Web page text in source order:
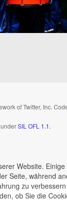
of Twitter, Inc.
SIL OFL 1.1.
Website.
Seite, während
zu
ob Sie die